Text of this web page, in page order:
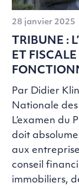
28 janvier 2025
TRIBUNE :
ET
Par Didier
Nationale
L’examen du
doit
aux
conseil
immobiliers,